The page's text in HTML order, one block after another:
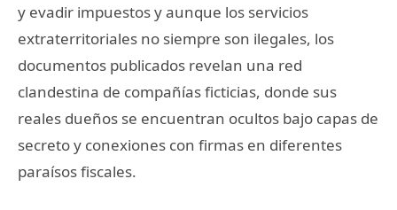
y evadir impuestos y aunque los servicios
extraterritoriales no siempre son ilegales, los
documentos publicados revelan una red
clandestina de compañías ficticias, donde sus
reales dueños se encuentran ocultos bajo capas de
secreto y conexiones con firmas en diferentes
paraísos fiscales.